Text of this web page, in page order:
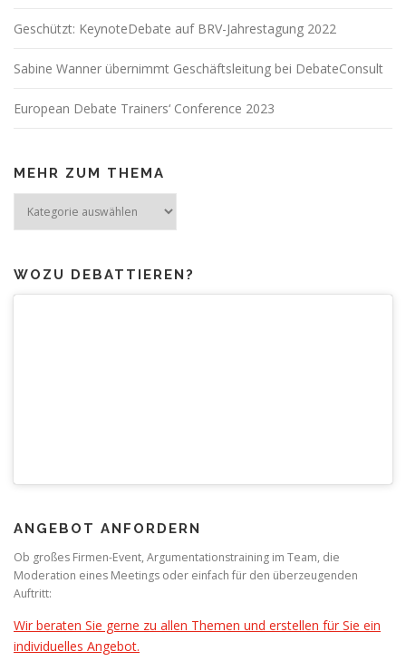
Geschützt: KeynoteDebate auf BRV-Jahrestagung 2022
Sabine Wanner übernimmt Geschäftsleitung bei DebateConsult
European Debate Trainers‘ Conference 2023
MEHR ZUM THEMA
zum
WOZU DEBATTIEREN?
ANGEBOT ANFORDERN
Ob großes Firmen-Event, Argumentationstraining im Team, die
Moderation eines Meetings oder einfach für den überzeugenden
Auftritt:
Wir beraten Sie gerne zu allen Themen und erstellen für Sie ein
individuelles Angebot.